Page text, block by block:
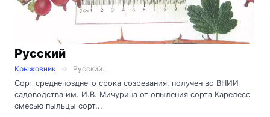
Русский
Крыжовник
Русский...
Сорт среднепозднего срока созревания, получен во ВНИИ
садоводства им. И.В. Мичурина от опыления сорта Карелесс
смесью пыльцы сорт...